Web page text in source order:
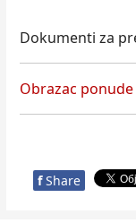
Dokumenti za
Obrazac ponude
f Share